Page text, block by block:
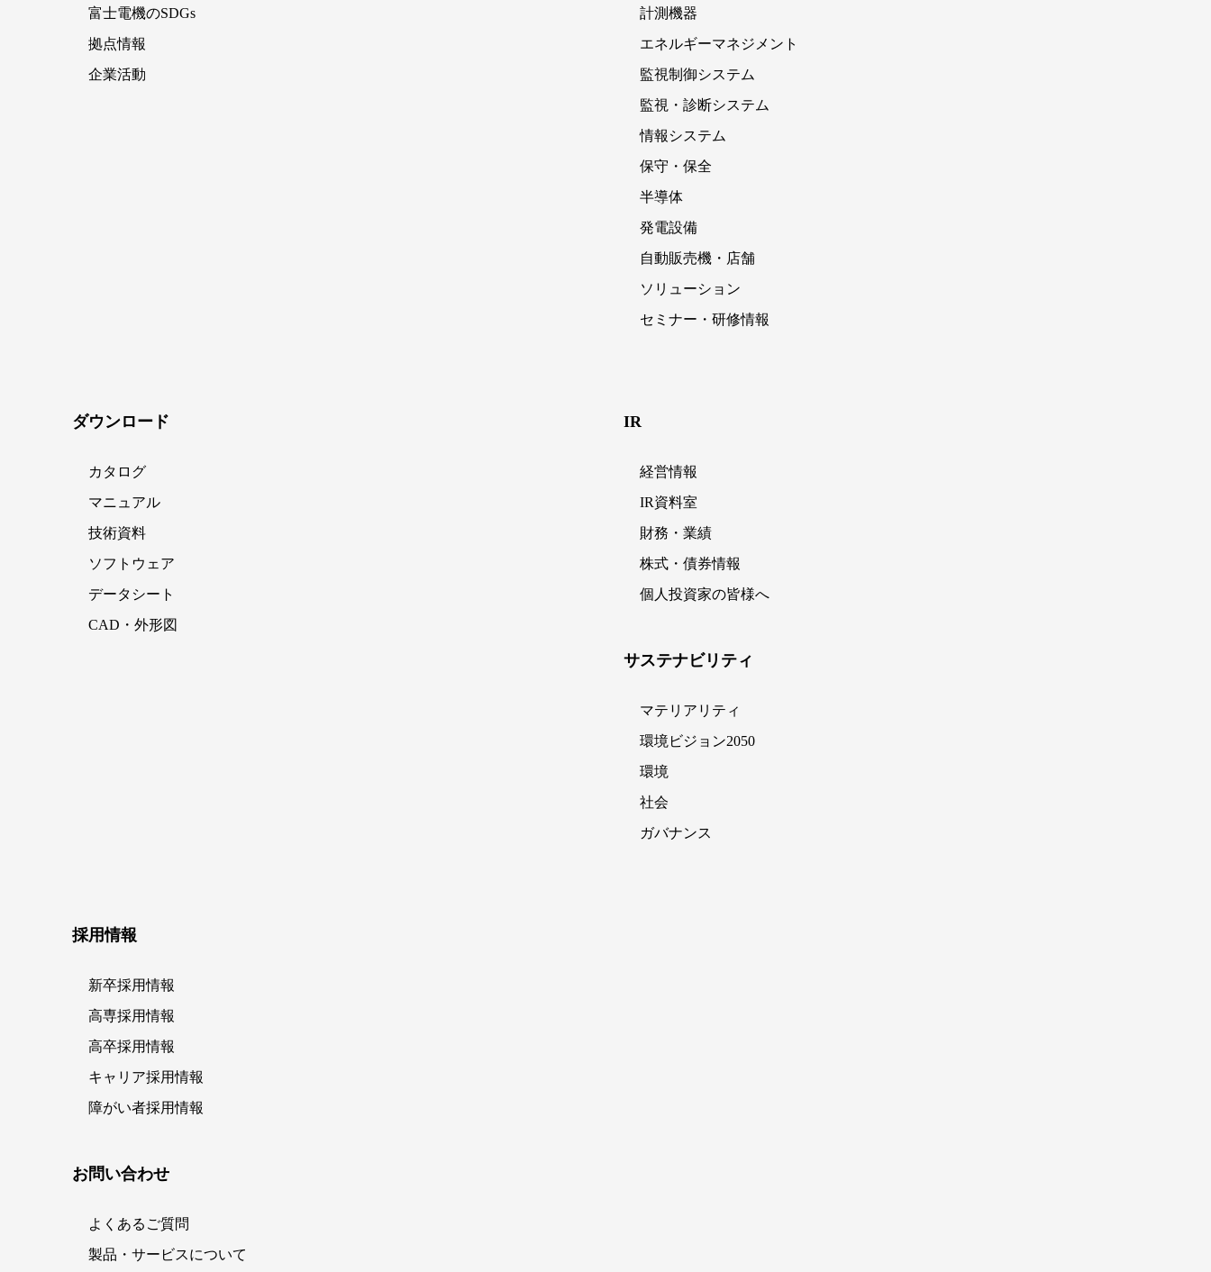
富士電機のSDGs
拠点情報
企業活動
計測機器
エネルギーマネジメント
監視制御システム
監視・診断システム
情報システム
保守・保全
半導体
発電設備
自動販売機・店舗
ソリューション
セミナー・研修情報
ダウンロード
カタログ
マニュアル
技術資料
ソフトウェア
データシート
CAD・外形図
IR
経営情報
IR資料室
財務・業績
株式・債券情報
個人投資家の皆様へ
サステナビリティ
マテリアリティ
環境ビジョン2050
環境
社会
ガバナンス
採用情報
新卒採用情報
高専採用情報
高卒採用情報
キャリア採用情報
障がい者採用情報
お問い合わせ
よくあるご質問
製品・サービスについて